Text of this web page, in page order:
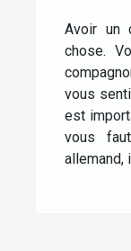
Avoir un
chose.
vous
est
vous
allemand,